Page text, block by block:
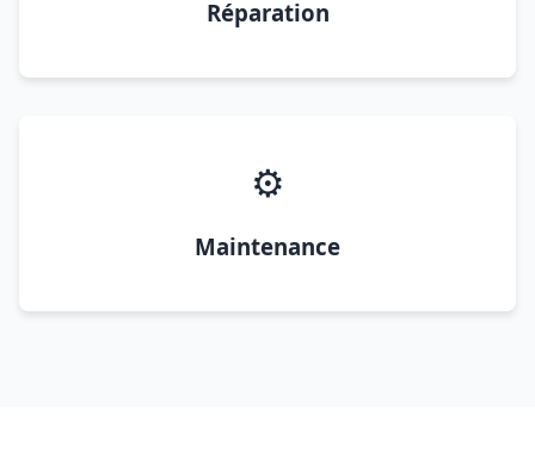
Réparation
⚙️
Maintenance